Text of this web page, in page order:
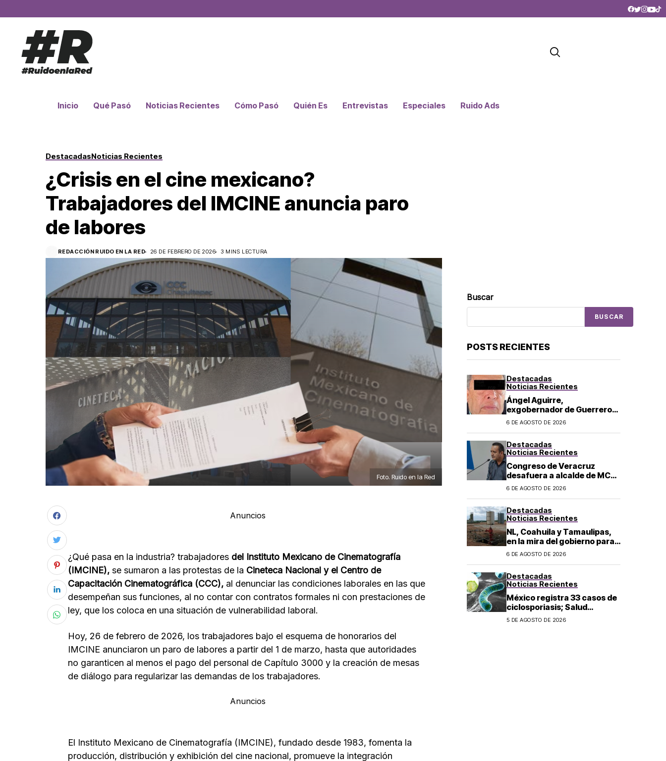
Inicio Qué Pasó Noticias Recientes Cómo Pasó Quién Es Entrevistas Especiales Ruido Ads
DestacadasNoticias Recientes
¿Crisis en el cine mexicano?
Trabajadores del IMCINE anuncia paro
de labores
REDACCIÓN RUIDO EN LA RED 26 DE FEBRERO DE 2026 3 MINS LECTURA
Foto. Ruido en la Red
Anuncios
¿Qué pasa en la industria? trabajadores del Instituto Mexicano de Cinematografía
(IMCINE), se sumaron a las protestas de la Cineteca Nacional y el Centro de
Capacitación Cinematográfica (CCC), al denunciar las condiciones laborales en las que
desempeñan sus funciones, al no contar con contratos formales ni con prestaciones de
ley, que los coloca en una situación de vulnerabilidad laboral.
Hoy, 26 de febrero de 2026, los trabajadores bajo el esquema de honorarios del
IMCINE anunciaron un paro de labores a partir del 1 de marzo, hasta que autoridades
no garanticen al menos el pago del personal de Capítulo 3000 y la creación de mesas
de diálogo para regularizar las demandas de los trabajadores.
Anuncios
El Instituto Mexicano de Cinematografía (IMCINE), fundado desde 1983, fomenta la
producción, distribución y exhibición del cine nacional, promueve la integración
Buscar
BUSCAR
POSTS RECIENTES
Destacadas
Noticias Recientes
Ángel Aguirre,
exgobernador de Guerrero,
es detenido por caso
los 43 normalistas
6 DE AGOSTO DE 2026
Destacadas
Noticias Recientes
Congreso de Veracruz
desafuera a alcalde de MC
investigado por el asesinato
6 DE AGOSTO DE 2026
Destacadas
Noticias Recientes
NL, Coahuila y Tamaulipas,
en la mira del gobierno para
fracking
6 DE AGOSTO DE 2026
Destacadas
Noticias Recientes
México registra 33 casos de
ciclosporiasis; Salud
mantiene vigilancia
5 DE AGOSTO DE 2026